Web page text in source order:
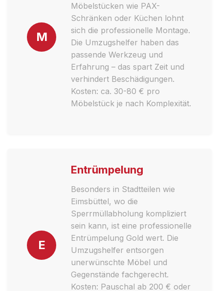
M
Möbelstücken wie PAX-
Schränken oder Küchen lohnt
sich die professionelle Montage.
Die Umzugshelfer haben das
passende Werkzeug und
Erfahrung – das spart Zeit und
verhindert Beschädigungen.
Kosten: ca. 30-80 € pro
Möbelstück je nach Komplexität.
E
Entrümpelung
Besonders in Stadtteilen wie
Eimsbüttel, wo die
Sperrmüllabholung kompliziert
sein kann, ist eine professionelle
Entrümpelung Gold wert. Die
Umzugshelfer entsorgen
unerwünschte Möbel und
Gegenstände fachgerecht.
Kosten: Pauschal ab 200 € oder